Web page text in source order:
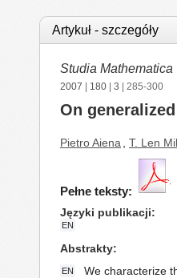
Artykuł - szczegóły
Studia Mathematica
2007 180 3 | 285-300
On
Pietro Aiena T. Len
Pełne teksty:
Języki publikacji
EN
Abstrakty
EN
We characterize